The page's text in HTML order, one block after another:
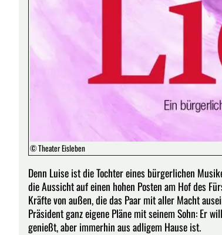
© Theater Eisleben
Denn Luise ist die Tochter eines bürgerlichen
die Aussicht auf einen hohen Posten am Hof des
Kräfte von außen, die das Paar mit aller Macht
Präsident ganz eigene Pläne mit seinem Sohn: Er
genießt, aber immerhin aus adligem Hause ist.